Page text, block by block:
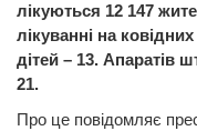
лікуються 12 147
лікуванні на
дітей – 13. Апаратів
21.
Про це повідомляє